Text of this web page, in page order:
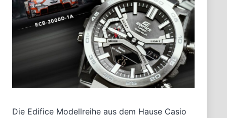
Die Edifice Modellreihe aus dem Hause Casio